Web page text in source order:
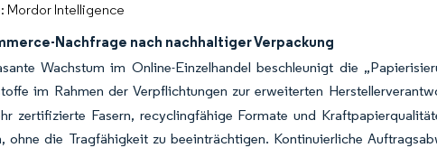
Mordor Intelligence
Nachfrage nach nachhaltiger Verpackung
Wachstum im Online-Einzelhandel beschleunigt die
im Rahmen der Verpflichtungen zur erweiterten
zertifizierte Fasern, recyclingfähige Formate und
ohne die Tragfähigkeit zu beeinträchtigen. Kontinuierliche